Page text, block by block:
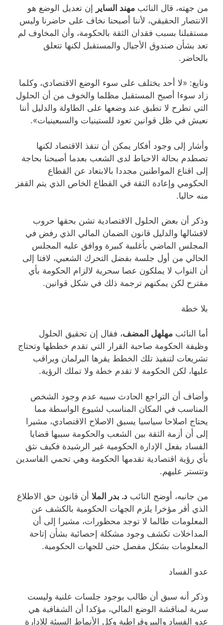
من جهته، قال النائب مهند الساير إن تعديل الوضع هو
الانتصار الحقيقي، لأننا أصبحنا نخاف على حاضرنا وليس
مستقبلنا بسبب فقدان الثقة بالحكومة، وأن المخاوف لم
تعد بشأن صندوق الأجيال والمستقبل لكنها تتعلق
بالحاضر.
وتابع: «لا أحد يختلف على سوء الوضع الاقتصادي، وكلما
زاد سوءا أصبح المستقبل مظلما والخوف من أن الحلول
التي تطرح لا تطبق عند وضعها على الطاولة والدليل أننا
نعيش في ظل قوانين تعود للستينيات والسبعينيات».
وأشار إلى وجود أفكار يمكن أن تنقذ الاقتصاد لكنها
تصطدم بحالة الاحباط لدى الشعب بعدما أصبحنا بحاجة
إلى اقناع المواطنين مجددا بالابتعاد عن القطاع
الحكومي وإعادة الثقة في القطاع الخاص الذي يتم القفز
منه حاليا.
وذكر أن بعض الحلول الاقتصادية تشن بحقها حروب
لافشالها والدليل قانون الضمان المالي الذي رفض في
المجلس الماضي بأغلبية كبيرة ووافق عليه المجلس
الحالي من أول جلسة بفضل التحرك الشعبي، لافتا إلى
أن النواب لا يملكون عصا سحرية لالزام الحكومة بأي
مقترح لكن يمكنهم ترجمة ذلك في شكل قوانين.
بلا خطة
أما النائب مهلهل المضف، فقال إن تحقيق الحلول
وظيفة الحكومة صاحبة القرار التي تقدم خططها وتحتاج
تشريعات لتنفيذ تلك الخطط يقرها البرلمان ويراقب
عليها، لكن الحكومة لا تقدم خطة ولا تملك الرؤية.
وأضاف أن التراجع الحادث سببه عدم وجود الشخص
المناسب في المكان المناسب لشيوع الواسطة مما
يحتاج اصلاحا سياسيا يسبق الاصلاح الاقتصادي، مشيرا
إلى أن أزمة الثقة بين الشعب والحكومة سببها قضايا
الفساد بفعل الإدارة الحكومية غير الرشيدة فكيف نثق
بأي رؤية اقتصادية تقدمها الحكومة وهي تحمي الفاسدين
وتتستر عليهم.
من جانبه، أوضح النائب د. بدر الملا أن قانون حق الاطلاع
الذي أقر مؤخرا يلزم الجهات الحكومية بالكشف عن
المعلومات طالما لا توجد محظورات، مشيرا إلى أن
المداخلات تكشف وجود مشكلة إحصائية بشأن إتاحة
المعلومات بشكل مفصل حتى للجهات الحكومية.
عدو الفساد
وذكر أنه سبق أن طالب بوجود جلسات علنية وليست
سرية لمناقشة الوضع المالي، مؤكدا أن الشفافية هي
عدو الفساد والبيروقراطية وكل الأنماط السيئة للادارة